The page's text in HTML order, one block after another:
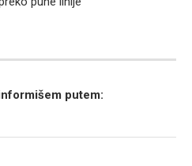
putem: